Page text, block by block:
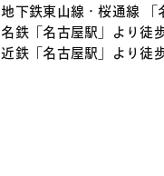
地下鉄東山線・桜通線 「
名鉄「名古屋駅」より徒
近鉄「名古屋駅」より徒